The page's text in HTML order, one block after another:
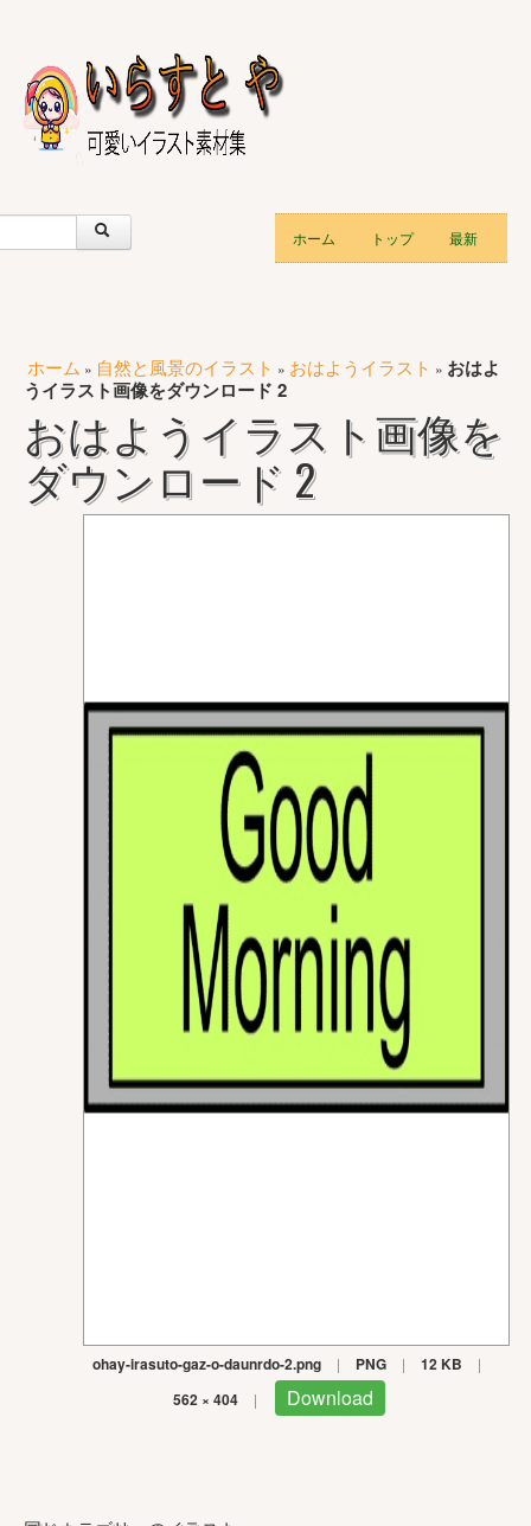
ホーム トップ 最新
ホーム » 自然と風景のイラスト » おはようイラスト » おはよ
うイラスト画像をダウンロード 2
おはようイラスト画像を
ダウンロード 2
ohay-irasuto-gaz-o-daunrdo-2.png | PNG | 12 KB |
562 × 404 | Download